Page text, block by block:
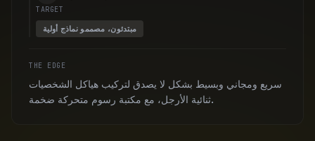
TARGET
مبتدئون، مصممو نماذج أولية
THE EDGE
سريع ومجاني وبسيط بشكل لا يصدق لتركيب هياكل الشخصيات
ثنائية الأرجل، مع مكتبة رسوم متحركة ضخمة.